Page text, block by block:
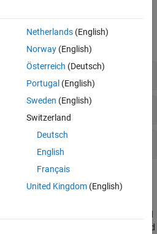
di progetti
dipendenze
del progetto
your work. Find all your required
settings, and user-defined tasks; and
Netherlands(English)
Norway(English)
Österreich (Deutsch)
Portugal (English)
Sweden (English)
Switzerland
Deutsch
English
Français
United Kingdom(English)